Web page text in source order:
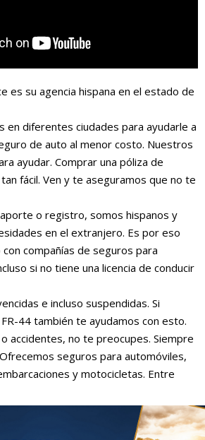
es su agencia hispana en el estado de
en diferentes ciudades para ayudarle a
de auto al menor costo. Nuestros
ayudar. Comprar una póliza de
fácil. Ven y te aseguramos que no te
o registro, somos hispanos y
en el extranjero. Es por eso
compañías de seguros para
si no tiene una licencia de conducir
e incluso suspendidas. Si
44 también te ayudamos con esto.
accidentes, no te preocupes. Siempre
seguros para automóviles,
y motocicletas. Entre